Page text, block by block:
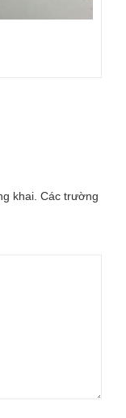
khai. Các trường